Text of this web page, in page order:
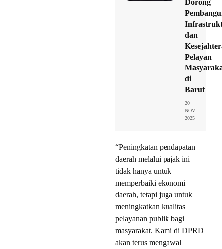
Dorong
dan
Pelayan
di
Barut
20
NOV
2025
“Peningkatan pendapatan
daerah melalui pajak ini
tidak hanya untuk
memperbaiki ekonomi
daerah, tetapi juga untuk
meningkatkan kualitas
pelayanan publik bagi
masyarakat. Kami di DPRD
akan terus mengawal